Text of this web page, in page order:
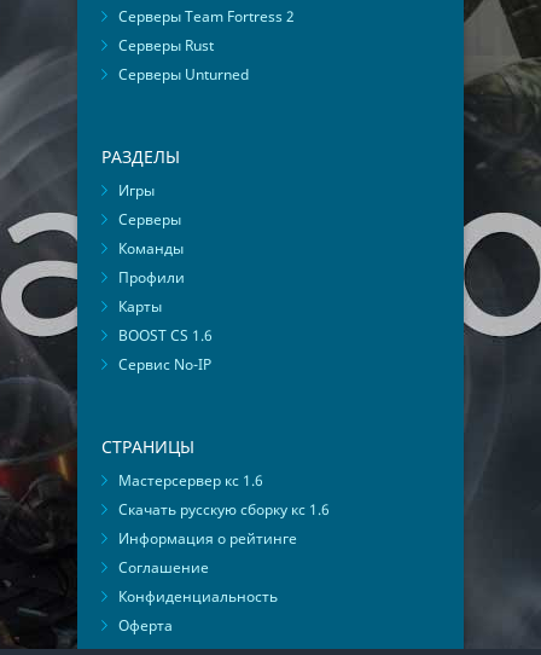
Серверы Team Fortress 2
Серверы Rust
Серверы Unturned
РАЗДЕЛЫ
Игры
Серверы
Команды
Профили
Карты
BOOST CS 1.6
Сервис No-IP
СТРАНИЦЫ
Мастерсервер кс 1.6
Скачать русскую сборку кс 1.6
Информация о рейтинге
Соглашение
Конфиденциальность
Оферта